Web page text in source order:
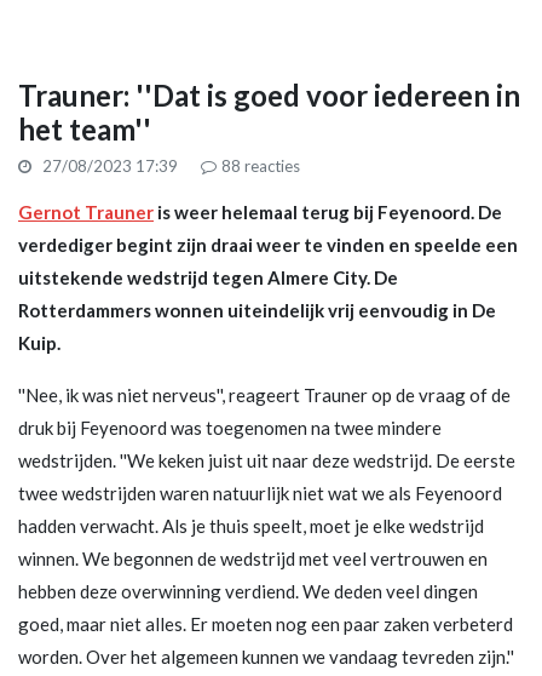
Trauner: ''Dat is goed voor iedereen in
het team''
27/08/2023 17:39 88 reacties
Gernot Trauner is weer helemaal terug bij Feyenoord. De
verdediger begint zijn draai weer te vinden en speelde een
uitstekende wedstrijd tegen Almere City. De
Rotterdammers wonnen uiteindelijk vrij eenvoudig in De
Kuip.
''Nee, ik was niet nerveus'', reageert Trauner op de vraag of de
druk bij Feyenoord was toegenomen na twee mindere
wedstrijden. ''We keken juist uit naar deze wedstrijd. De eerste
twee wedstrijden waren natuurlijk niet wat we als Feyenoord
hadden verwacht. Als je thuis speelt, moet je elke wedstrijd
winnen. We begonnen de wedstrijd met veel vertrouwen en
hebben deze overwinning verdiend. We deden veel dingen
goed, maar niet alles. Er moeten nog een paar zaken verbeterd
worden. Over het algemeen kunnen we vandaag tevreden zijn.''